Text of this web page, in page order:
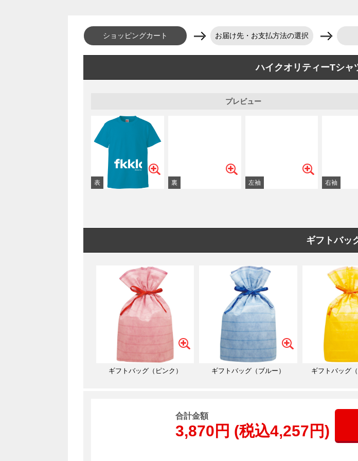
ショッピングカート お届け先・お支払方法の選択
ハイクオリティーTシャ
プレビュー
ギフトバッ
ギフトバッグ（ピンク） ギフトバッグ（ブルー） ギフトバッグ（
合計金額
3,870円 (税込4,257円)